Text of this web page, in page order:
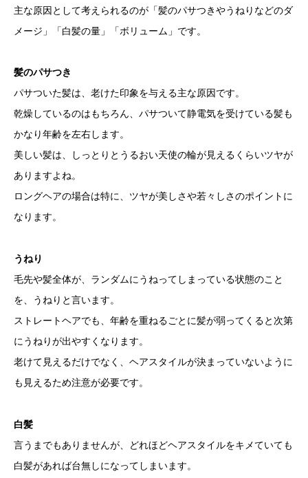
主な原因として考えられるのが「髪のパサつきやうねりなどのダ
メージ」「白髪の量」「ボリューム」です。
髪のパサつき
パサついた髪は、老けた印象を与える主な原因です。
乾燥しているのはもちろん、パサついて静電気を受けている髪も
かなり年齢を左右します。
美しい髪は、しっとりとうるおい天使の輪が見えるくらいツヤが
ありますよね。
ロングヘアの場合は特に、ツヤが美しさや若々しさのポイントに
なります。
うねり
毛先や髪全体が、ランダムにうねってしまっている状態のこと
を、うねりと言います。
ストレートヘアでも、年齢を重ねるごとに髪が弱ってくると次第
にうねりが出やすくなります。
老けて見えるだけでなく、ヘアスタイルが決まっていないように
も見えるため注意が必要です。
白髪
言うまでもありませんが、どれほどヘアスタイルをキメていても
白髪があれば台無しになってしまいます。